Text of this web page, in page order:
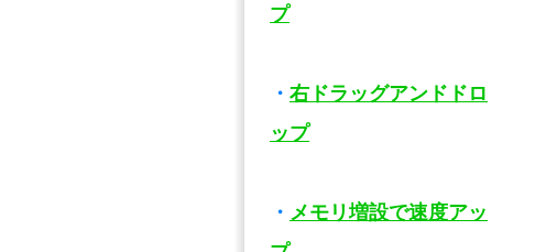
プ
・ 右ドラッグアンドドロ
ップ
・ メモリ増設で速度アッ